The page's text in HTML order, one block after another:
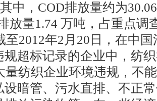
中，COD排放量约为
放量1.74 万吨，占重点调
至2012年2月20日，在中
规超标记录的企业中，纺
量纺织企业环境违规，不
设暗管、污水直排、不正